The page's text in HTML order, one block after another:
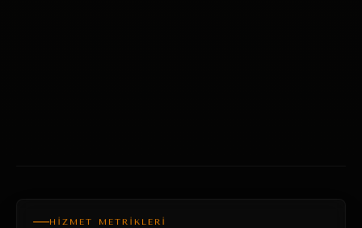
HİZMET METRİKLERİ